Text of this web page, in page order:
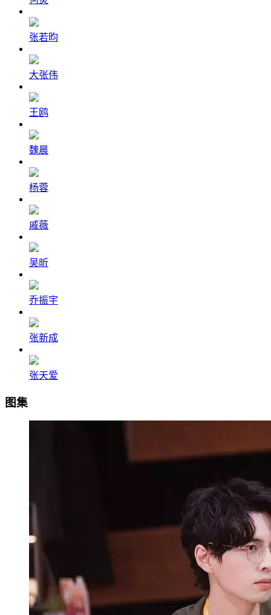
张若昀
大张伟
王鸥
魏晨
杨蓉
戚薇
吴昕
乔振宇
张新成
张天爱
图集